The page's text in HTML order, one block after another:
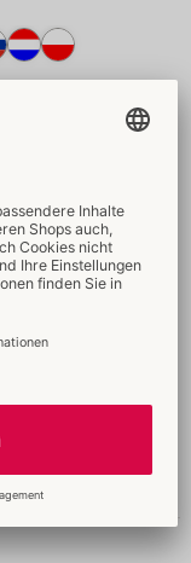
von Cottelli
ein eleganter
sind passend
hohen